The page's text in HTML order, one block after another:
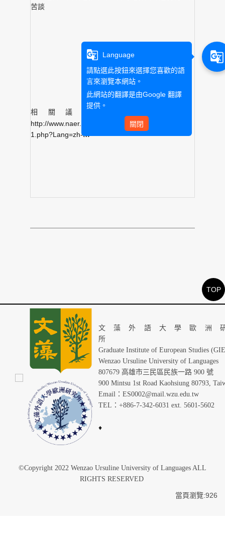
苦談
相關議程請參考網頁：
http://www.naer.edu.tw/files/15-1000-11729,c253-
1.php?Lang=zh-tw
文藻外語大學歐洲
Graduate Institute of European Studies
Wenzao Ursuline University of Languages
807679 高雄市三民區民族一路 900 號
900 Mintsu 1st Road Kaohsiung 80793,
Email：ES0002@mail.wzu.edu.tw
TEL：+886-7-342-6031 ext. 5601-5602
♦
©Copyright 2022 Wenzao Ursuline University of Languages ALL
RIGHTS RESERVED
當頁瀏覽:926
TOP
g_translate
Language
請點選此按鈕來選擇您喜歡的語
言來瀏覽本網站。
此網站的翻譯是由Google 翻譯
提供。
關閉
g_translate